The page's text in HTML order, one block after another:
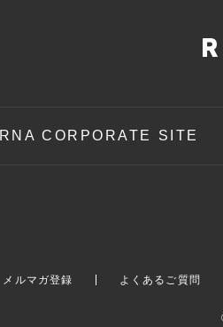
RNA CORPORATE SITE
メルマガ登録 よくあるご質問